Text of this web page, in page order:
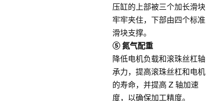
压缸的上部被三个加长滑块
牢牢夹住，下部由四个标准
滑块支撑。
⑤ 氮气配重
降低电机负载和滚珠丝杠轴
承力，提高滚珠丝杠和电机
的寿命，并提高 Z 轴加速
度，以确保加工精度。